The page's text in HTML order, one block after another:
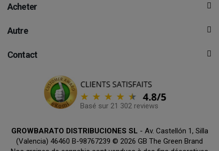
Acheter
Autre
Contact
Basé sur 21 302 reviews
GROWBARATO DISTRIBUCIONES SL - Av. Castellón 1, Silla
(Valencia) 46460 B-98767239 © 2026 GB The Green Brand